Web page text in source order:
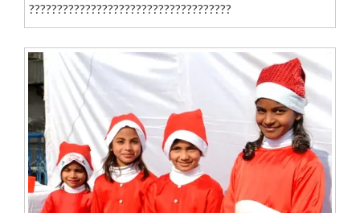
????????????????????????????????????